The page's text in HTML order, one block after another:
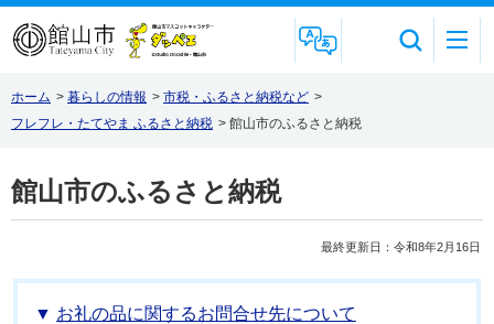
Foreign Language
ホーム > 暮らしの情報 > 市税・ふるさと納税など >
フレフレ・たてやま ふるさと納税 > 館山市のふるさと納税
館山市のふるさと納税
最終更新日：令和8年2月16日
お礼の品に関するお問合せ先について